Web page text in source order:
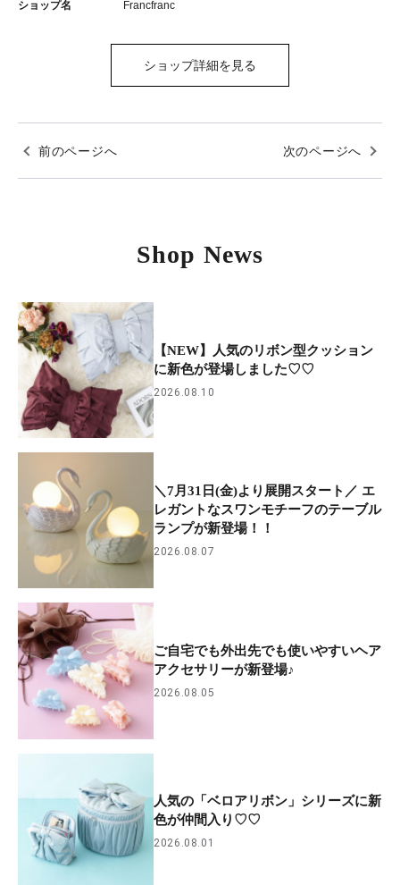
ショップ名 Francfranc
ショップ詳細を見る
前のページへ 次のページへ
Shop News
【NEW】人気のリボン型クッション
に新色が登場しました♡♡
2026.08.10
＼7月31日(金)より展開スタート／ エ
レガントなスワンモチーフのテーブル
ランプが新登場！！
2026.08.07
ご自宅でも外出先でも使いやすいヘア
アクセサリーが新登場♪
2026.08.05
人気の「ベロアリボン」シリーズに新
色が仲間入り♡♡
2026.08.01